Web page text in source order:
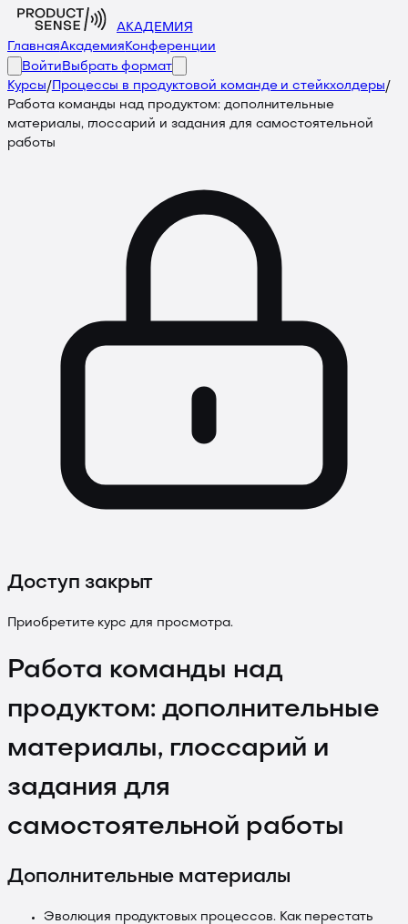
АКАДЕМИЯ
ГлавнаяАкадемия Конференции
Войти Выбрать формат
Курсы/ Процессы в продуктовой команде и стейкхолдеры/
Работа команды над продуктом: дополнительные
материалы, глоссарий и задания для самостоятельной
работы
Доступ закрыт
Приобретите курс для просмотра.
Работа команды над
продуктом: дополнительные
материалы, глоссарий и
задания для
самостоятельной работы
Дополнительные материалы
Эволюция продуктовых процессов. Как перестать